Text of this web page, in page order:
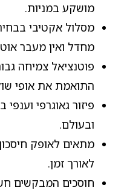
מושקע במניות.
מסלול אקטיבי
מחדל ואין מעבר
פוטנציאל צמיחה
התואמת את אופי
פיזור גאוגרפי
ובעולם.
מתאים לאופק
לאורך זמן.
חוסכים המבקשים